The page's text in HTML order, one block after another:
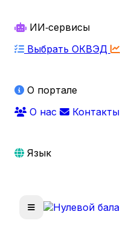
ИИ‑сервисы
Выбрать ОКВЭД
О портале
О нас
Контакты
Язык